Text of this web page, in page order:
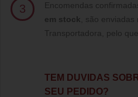
3 Encomendas
em stock , são
Transportadora, pelo
TE M DUVIDAS
SEU PEDIDO?